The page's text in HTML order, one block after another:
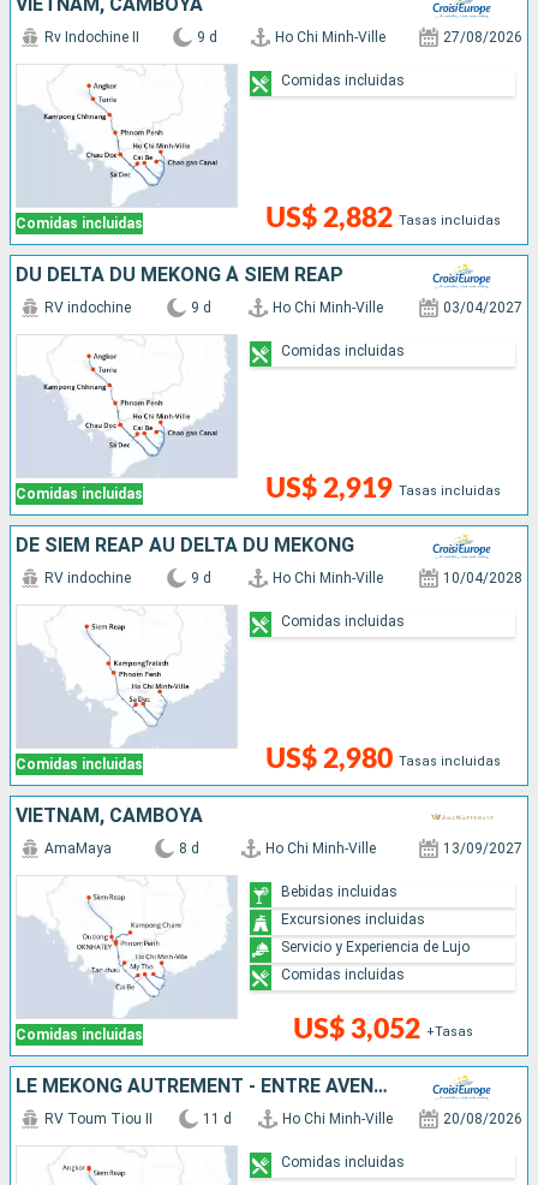
VIETNAM, CAMBOYA
Comidas incluidas
Rv Indochine II 9 d Ho Chi Minh-Ville 27/08/2026
US$ 2,882 Tasas incluidas
Comidas incluidas
DU DELTA DU MÉKONG À SIEM REAP
Comidas incluidas
RV indochine 9 d Ho Chi Minh-Ville 03/04/2027
US$ 2,919 Tasas incluidas
Comidas incluidas
DE SIEM REAP AU DELTA DU MÉKONG
Comidas incluidas
RV indochine 9 d Ho Chi Minh-Ville 10/04/2028
US$ 2,980 Tasas incluidas
Comidas incluidas
VIETNAM, CAMBOYA
Comidas incluidas
AmaMaya 8 d Ho Chi Minh-Ville 13/09/2027
US$ 3,052 +Tasas
Bebidas incluidas
Excursiones incluidas
Servicio y Experiencia de Lujo
Comidas incluidas
LE MÉKONG AUTREMENT - ENTRE AVENTURE ET SITES INCONTOURNABLES
RV Toum Tiou II 11 d Ho Chi Minh-Ville 20/08/2026
Comidas incluidas